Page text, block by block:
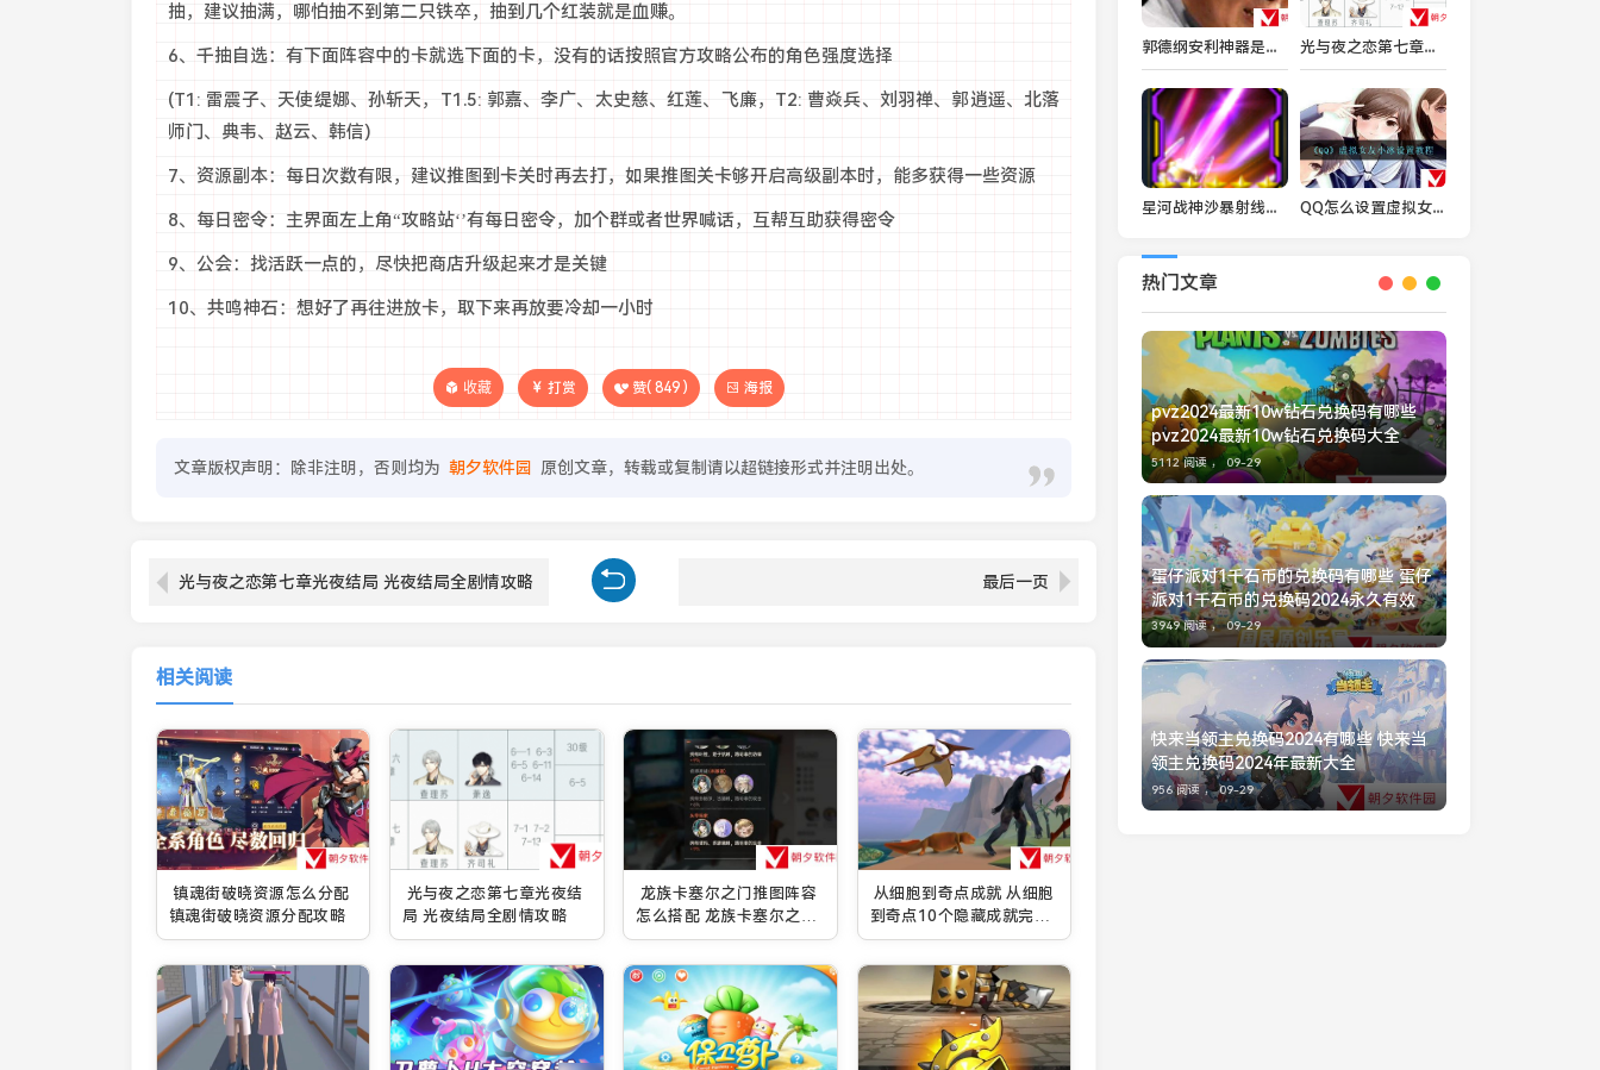
抽，建议抽满，哪怕抽不到第二只铁卒，抽到几个红装就是血赚。
6、千抽自选：有下面阵容中的卡就选下面的卡，没有的话按照官方攻略公布的角色强度选择
(T1: 雷震子、天使缇娜、孙斩天，T1.5: 郭嘉、李广、太史慈、红莲、飞廉，T2: 曹焱兵、刘羽禅、郭逍遥、北落
师门、典韦、赵云、韩信)
7、资源副本：每日次数有限，建议推图到卡关时再去打，如果推图关卡够开启高级副本时，能多获得一些资源
8、每日密令：主界面左上角“攻略站‘’有每日密令，加个群或者世界喊话，互帮互助获得密令
9、公会：找活跃一点的，尽快把商店升级起来才是关键
10、共鸣神石：想好了再往进放卡，取下来再放要冷却一小时
收藏 打赏 赞( 849 ) 海报
文章版权声明：除非注明，否则均为 朝夕软件园 原创文章，转载或复制请以超链接形式并注明出处。
光与夜之恋第七章光夜结局 光夜结局全剧情攻略 最后一页
相关阅读
镇魂街破晓资源怎么分配
镇魂街破晓资源分配攻略
光与夜之恋第七章光夜结
局 光夜结局全剧情攻略
龙族卡塞尔之门推图阵容
怎么搭配 龙族卡塞尔之门
推图最强配队搭配攻略
从细胞到奇点成就 从细胞
到奇点10个隐藏成就完成
攻略
郭德纲安利神器是什么梗-郭德纲安利神器梗的含义及出处介绍 光与夜之恋第七章光夜结局 光夜结局全剧情攻略
星河战神沙暴射线好吗 沙漠射线属性与获取方法详解 QQ怎么设置虚拟女友小冰-虚拟女友小冰设置教程
热门文章
pvz2024最新10w钻石兑换码有哪些
pvz2024最新10w钻石兑换码大全
5112 阅读 ， 09-29
蛋仔派对1千石币的兑换码有哪些 蛋仔
派对1千石币的兑换码2024永久有效
3949 阅读 ， 09-29
快来当领主兑换码2024有哪些 快来当
领主兑换码2024年最新大全
956 阅读 ， 09-29